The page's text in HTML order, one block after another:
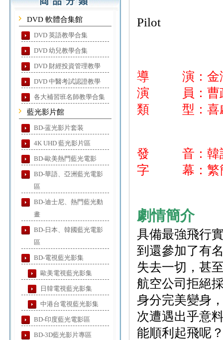
DVD 軟體合集館
DVD 英語教學合集
DVD 幼兒教學合集
DVD 財經投資管理教學
DVD 中醫考試認證教學
各大補習班名師教學合集
藍光影片館
BD-蓝光影片套装
4K UHD 藍光影片區
BD-歐美熱門藍光電影
BD-華語、亞洲藍光電影
區
BD-迪士尼、熱門藍光動
畫
BD-日本、韓國藍光電影
區
BD-電視藍光影集
歐美電視藍光影集
日韓電視藍光影集
中港台電視藍光影集
BD-印度藍光電影區
BD-3D藍光影片專區
Pilot
導 演：金
演 員：曹政
類 型：喜
發 音：韓
字 幕：繁簡
劇情簡介
具備最強飛行
到還參加了有
失去一切，甚
航空公司拒絕
身分完美變身
次遭遇出乎意
能順利起飛呢